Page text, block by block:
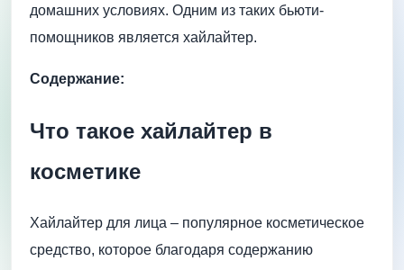
домашних условиях. Одним из таких бьюти-
помощников является хайлайтер.
Содержание:
Что такое хайлайтер в
косметике
Хайлайтер для лица – популярное косметическое
средство, которое благодаря содержанию